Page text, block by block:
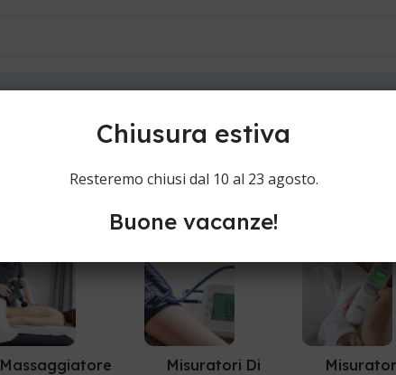
Massaggiatore
Misuratori Di
Chiusura estiva
Resteremo chiusi dal 10 al 23 agosto.
Buone vacanze!